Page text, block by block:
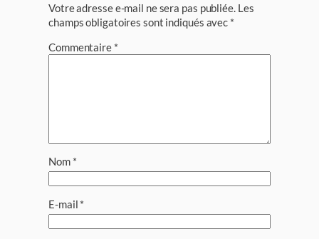
Votre adresse e-mail ne sera pas publiée. Les
champs obligatoires sont indiqués avec *
Commentaire *
Nom *
E-mail *